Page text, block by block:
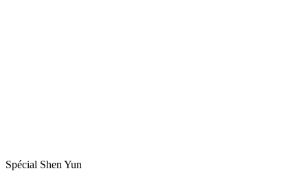
Spécial Shen Yun